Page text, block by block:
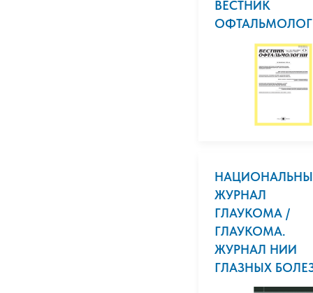
ВЕСТНИК
ЖУРНАЛ
ГЛАУКОМА /
ГЛАУКОМА.
ЖУРНАЛ НИИ
ГЛАЗНЫХ